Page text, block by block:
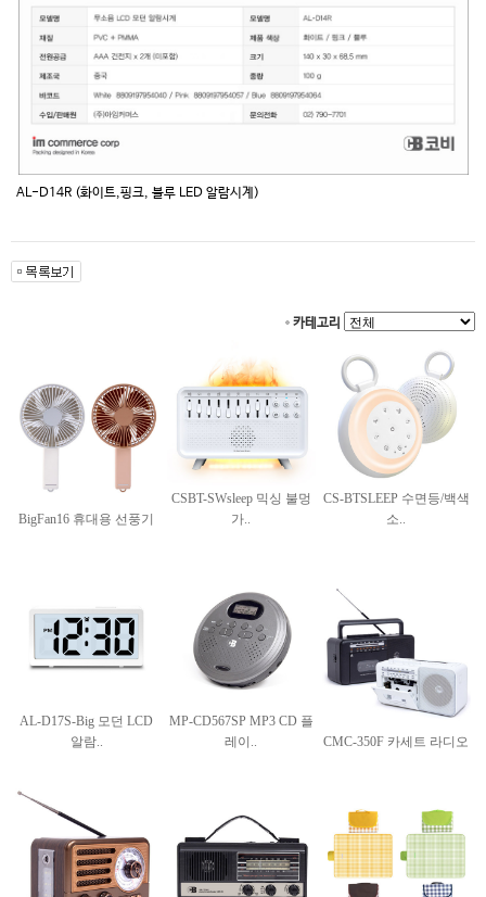
AL-D14R (화이트,핑크, 블루 LED 알람시계)
카테고리
BigFan16 휴대용 선풍기
CSBT-SWsleep 믹싱 불멍
가..
CS-BTSLEEP 수면등/백색
소..
AL-D17S-Big 모던 LCD
알람..
MP-CD567SP MP3 CD 플
레이..
CMC-350F 카세트 라디오